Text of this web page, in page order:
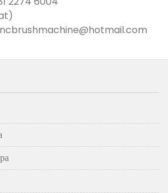
cncbrushmachine@hotmail.com